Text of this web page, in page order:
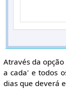
Através da
a cada' e todos
dias que deverá